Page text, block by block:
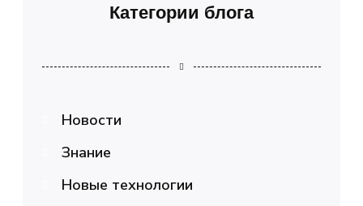
Категории блога
Новости
Знание
Новые технологии